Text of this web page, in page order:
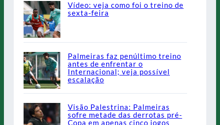
Vídeo: veja como foi o treino de
sexta-feira
Palmeiras faz penúltimo treino
antes de enfrentar o
Internacional; veja possível
escalação
Visão Palestrina: Palmeiras
sofre metade das derrotas pré-
Copa em apenas cinco jogos